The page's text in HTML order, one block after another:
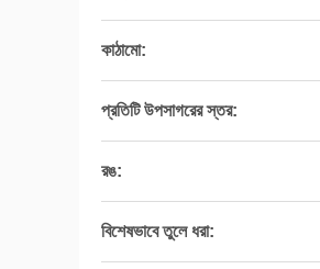
কাঠামো:
প্রতিটি উপসাগরের স্তর:
রঙ:
বিশেষভাবে তুলে ধরা: